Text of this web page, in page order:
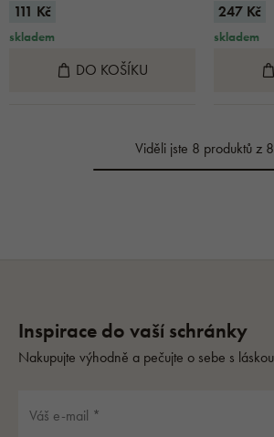
111 Kč
skladem
DO KOŠÍKU
247 Kč
skladem
Viděli jste 8 produktů z 8